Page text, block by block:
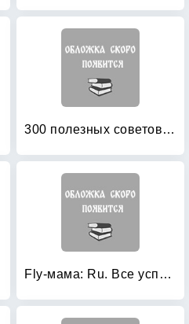
300 полезных советов домашней хозяйке
Fly-мама: Ru. Все успеть. Записки феи нечищенного чайника